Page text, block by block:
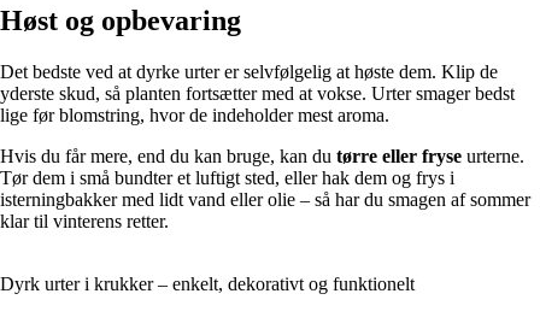
Høst og opbevaring
Det bedste ved at dyrke urter er selvfølgelig at høste dem. Klip de
yderste skud, så planten fortsætter med at vokse. Urter smager bedst
lige før blomstring, hvor de indeholder mest aroma.
Hvis du får mere, end du kan bruge, kan du tørre eller fryse urterne.
Tør dem i små bundter et luftigt sted, eller hak dem og frys i
isterningbakker med lidt vand eller olie – så har du smagen af sommer
klar til vinterens retter.
Dyrk urter i krukker – enkelt, dekorativt og funktionelt